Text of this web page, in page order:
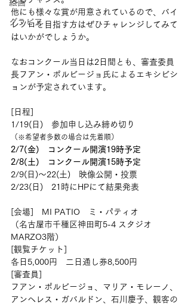
絵画
グラビア
他にも様々な賞が用意されているので、バイ
レソロを目指す方はぜひチャレンジしてみて
はいかがでしょうか。
なおコンクール当日は2日間とも、審査委員
長フアン・ポルビージョ氏によるエキシビシ
ョンが予定されています。
[日程]
1/19(日)　参加申し込み締め切り
（※希望者多数の場合は先着順）
2/7(金)　コンクール開演19時予定
2/8(土)　コンクール開演15時予定
2/9(日)～22(土)　映像公開・投票
2/23(日)　21時にHPにて結果発表
[会場]　MI PATIO　ミ・パティオ
（名古屋市千種区神田町5-4 スタジオ
MARZO3階）
[観覧チケット]
各日5,000円　二日通し券8,500円
[審査員]
フアン・ポルビージョ、マリア・モレーノ、
アンヘレス・ガバルドン、石川慶子、観客の